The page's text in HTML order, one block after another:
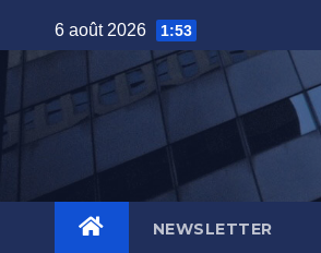
to
6 août 2026 1:53
NEWSLETTER